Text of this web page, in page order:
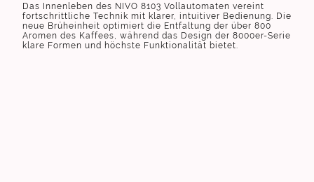
Das Innenleben des NIVO 8103 Vollautomaten vereint
fortschrittliche Technik mit klarer, intuitiver Bedienung. Die
neue Brüheinheit optimiert die Entfaltung der über 800
Aromen des Kaffees, während das Design der 8000er-Serie
klare Formen und höchste Funktionalität bietet.